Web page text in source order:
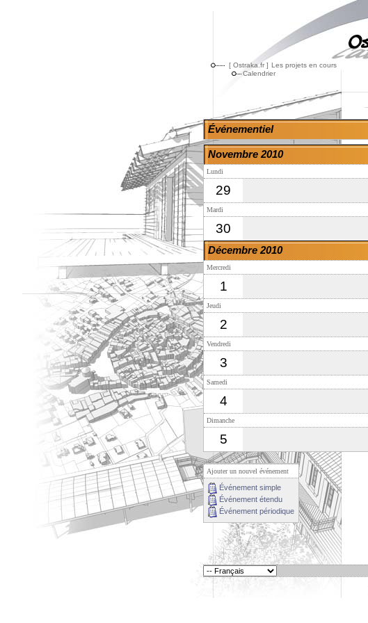
[ Ostraka.fr ] Les projets en cours
Calendrier
Événementiel
Novembre 2010
Lundi
29
Mardi
30
Décembre 2010
Mercredi
1
Jeudi
2
Vendredi
3
Samedi
4
Dimanche
5
Ajouter un nouvel événement
Événement simple
Événement étendu
Événement périodique